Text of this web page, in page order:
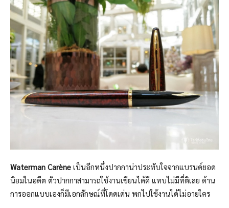
Waterman Carène เป็นอีกหนึ่งปากกาน่าประทับใจจากแบรนด์ยอด
นิยมในอดีต ตัวปากกาสามารถใช้งานเขียนได้ดี แทบไม่มีที่ติเลย ด้าน
การออกแบบเองก็มีเอกลักษณ์ที่โดดเด่น พกไปใช้งานได้ไม่อายใคร